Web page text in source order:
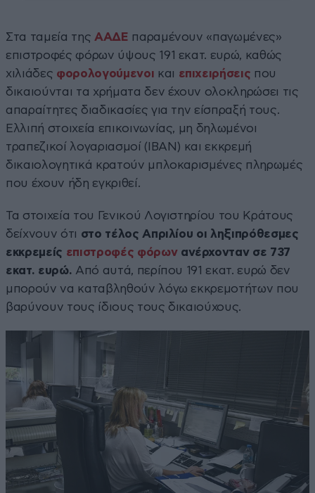
Στα ταμεία της ΑΑΔΕ παραμένουν «παγωμένες»
επιστροφές φόρων ύψους 191 εκατ. ευρώ, καθώς
χιλιάδες φορολογούμενοι και επιχειρήσεις που
δικαιούνται τα χρήματα δεν έχουν ολοκληρώσει τις
απαραίτητες διαδικασίες για την είσπραξή τους.
Ελλιπή στοιχεία επικοινωνίας, μη δηλωμένοι
τραπεζικοί λογαριασμοί (IBAN) και εκκρεμή
δικαιολογητικά κρατούν μπλοκαρισμένες πληρωμές
που έχουν ήδη εγκριθεί.
Τα στοιχεία του Γενικού Λογιστηρίου του Κράτους
δείχνουν ότι στο τέλος Απριλίου οι ληξιπρόθεσμες
εκκρεμείς επιστροφές φόρωνανέρχονταν σε 737
εκατ. ευρώ. Από αυτά, περίπου 191 εκατ. ευρώ δεν
μπορούν να καταβληθούν λόγω εκκρεμοτήτων που
βαρύνουν τους ίδιους τους δικαιούχους.